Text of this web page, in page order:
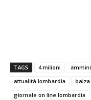
TAGS 4 milioni
attualità lombardia
giornale on line lombardia